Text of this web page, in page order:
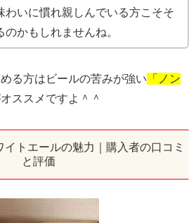
わいに慣れ親しんでいる方こそそ
のかもしれませんね。
る方はビールの苦みが強い 「ノン
ススメですよ＾＾
トエールの魅力｜購入者の口コミ
と評価